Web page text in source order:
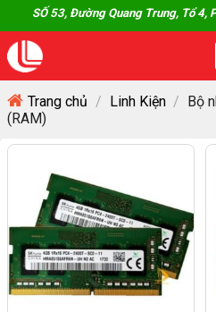
to
content
SỐ 53, Đường Quang Trung, Tổ 4, P
Trang chủ / Linh Kiện / Bộ
(RAM)